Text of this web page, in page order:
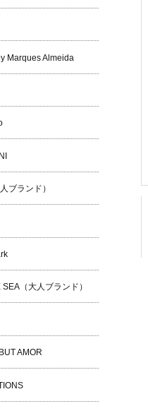
Marques Almeida
ブランド）
（大人ブランド）
AMOR